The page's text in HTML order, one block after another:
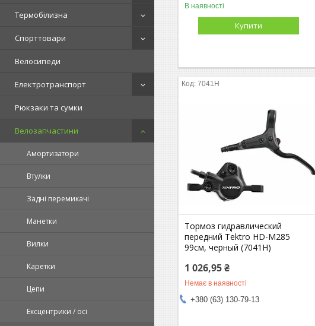
Термобілизна
Спорттовари
Велосипеди
Електротранспорт
Рюкзаки та сумки
Велозапчастини
Амортизатори
Втулки
Задні перемикачі
Манетки
Вилки
Каретки
Цепи
Ексцентрики / осі
В наявності
Купити
7041H
Тормоз гидравлический
передний Tektro HD-M285
99см, черный (7041H)
1 026,95 ₴
Немає в наявності
+380 (63) 130-79-13